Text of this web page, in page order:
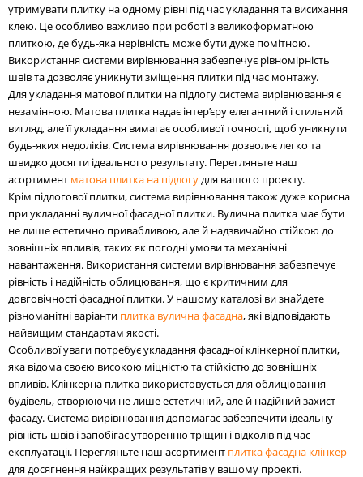
утримувати плитку на одному рівні під час укладання та висихання
клею. Це особливо важливо при роботі з великоформатною
плиткою, де будь-яка нерівність може бути дуже помітною.
Використання системи вирівнювання забезпечує рівномірність
швів та дозволяє уникнути зміщення плитки під час монтажу.
Для укладання матової плитки на підлогу система вирівнювання є
незамінною. Матова плитка надає інтер’єру елегантний і стильний
вигляд, але її укладання вимагає особливої точності, щоб уникнути
будь-яких недоліків. Система вирівнювання дозволяє легко та
швидко досягти ідеального результату. Перегляньте наш
асортимент матова плитка на підлогудля вашого проекту.
Крім підлогової плитки, система вирівнювання також дуже корисна
при укладанні вуличної фасадної плитки. Вулична плитка має бути
не лише естетично привабливою, але й надзвичайно стійкою до
зовнішніх впливів, таких як погодні умови та механічні
навантаження. Використання системи вирівнювання забезпечує
рівність і надійність облицювання, що є критичним для
довговічності фасадної плитки. У нашому каталозі ви знайдете
різноманітні варіанти плитка вулична фасадна, які відповідають
найвищим стандартам якості.
Особливої уваги потребує укладання фасадної клінкерної плитки,
яка відома своєю високою міцністю та стійкістю до зовнішніх
впливів. Клінкерна плитка використовується для облицювання
будівель, створюючи не лише естетичний, але й надійний захист
фасаду. Система вирівнювання допомагає забезпечити ідеальну
рівність швів і запобігає утворенню тріщин і відколів під час
експлуатації. Перегляньте наш асортимент плитка фасадна клінкер
для досягнення найкращих результатів у вашому проекті.